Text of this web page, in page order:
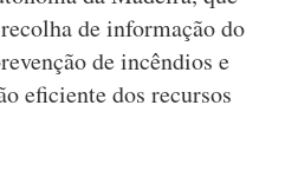
de informação do
de incêndios e
eficiente dos recursos